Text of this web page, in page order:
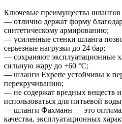
Ключевые преимущества шлангов
— отлично держат форму
синтетическому армированию;
— усиленные стенки шланга
серьезные нагрузки до 24 бар;
— сохраняют эксплуатационные
сильную жару до +60 °C;
— шланги Experte устойчивы к
перекручиванию;
— не содержат вредных веществ
использоваться для питьевой
— шланги Фахманн — это
качества, эксплуатационных